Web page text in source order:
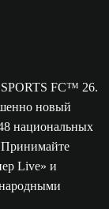
SPORTS FC™ 26.
новый
национальных
Принимайте
Live» и